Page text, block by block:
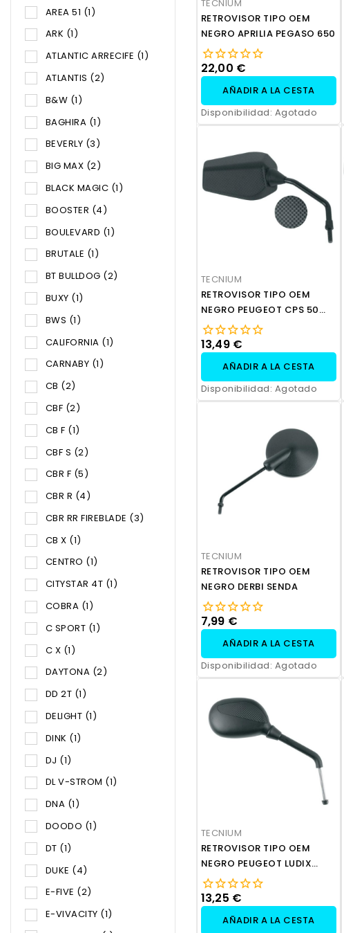
AREA 51 (1)
ARK (1)
ATLANTIC ARRECIFE (1)
ATLANTIS (2)
B&W (1)
BAGHIRA (1)
BEVERLY (3)
BIG MAX (2)
BLACK MAGIC (1)
BOOSTER (4)
BOULEVARD (1)
BRUTALE (1)
BT BULLDOG (2)
BUXY (1)
BWS (1)
CALIFORNIA (1)
CARNABY (1)
CB (2)
CBF (2)
CB F (1)
CBF S (2)
CBR F (5)
CBR R (4)
CBR RR FIREBLADE (3)
CB X (1)
CENTRO (1)
CITYSTAR 4T (1)
COBRA (1)
C SPORT (1)
C X (1)
DAYTONA (2)
DD 2T (1)
DELIGHT (1)
DINK (1)
DJ (1)
DL V-STROM (1)
DNA (1)
DOODO (1)
DT (1)
DUKE (4)
E-FIVE (2)
E-VIVACITY (1)
TECNIUM
RETROVISOR TIPO OEM
NEGRO APRILIA PEGASO 650
22,00 €
AÑADIR A LA CESTA
Disponibilidad: Agotado
TECNIUM
RETROVISOR TIPO OEM
NEGRO PEUGEOT CPS 50
STREET
13,49 €
AÑADIR A LA CESTA
Disponibilidad: Agotado
TECNIUM
RETROVISOR TIPO OEM
NEGRO DERBI SENDA
7,99 €
AÑADIR A LA CESTA
Disponibilidad: Agotado
TECNIUM
RETROVISOR TIPO OEM
NEGRO PEUGEOT LUDIX
ELEGANCE TREND 50
13,25 €
AÑADIR A LA CESTA